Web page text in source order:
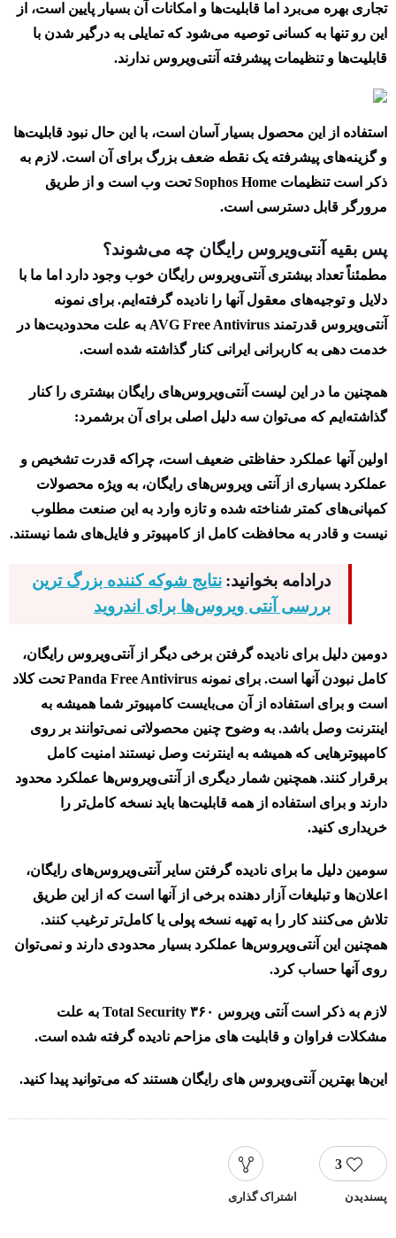
تجاری بهره می‌برد اما قابلیت‌ها و امکانات آن بسیار پایین است، از
این رو تنها به کسانی توصیه می‌شود که تمایلی به درگیر شدن با
قابلیت‌ها و تنظیمات پیشرفته آنتی‌ویروس ندارند.
استفاده از این محصول بسیار آسان است، با این حال نبود قابلیت‌ها
و گزینه‌های پیشرفته یک نقطه ضعف بزرگ برای آن است. لازم به
ذکر است تنظیمات Sophos Home تحت وب است و از طریق
مرورگر قابل دسترسی است.
پس بقیه آنتی‌ویروس رایگان چه می‌شوند؟
مطمئناً تعداد بیشتری آنتی‌ویروس‌ رایگان خوب وجود دارد اما ما با
دلایل و توجیه‌های معقول آنها را نادیده گرفته‌ایم. برای نمونه
آنتی‌ویروس قدرتمند AVG Free Antivirus به علت محدودیت‌ها در
خدمت دهی به کاربرانی ایرانی کنار گذاشته شده است.
همچنین ما در این لیست آنتی‌ویروس‌های رایگان بیشتری را کنار
گذاشته‌ایم که می‌توان سه دلیل اصلی برای آن برشمرد:
اولین آنها عملکرد حفاظتی ضعیف است، چراکه قدرت تشخیص و
عملکرد بسیاری از آنتی ویروس‌های رایگان، به ویژه محصولات
کمپانی‌های کمتر شناخته شده و تازه وارد به این صنعت مطلوب
نیست و قادر به محافظت کامل از کامپیوتر و فایل‌های شما نیستند.
درادامه بخوانید: نتایج شوکه کننده بزرگ‌ ترین
بررسی آنتی ویروس‌ها برای اندروید
دومین دلیل برای نادیده گرفتن برخی دیگر از آنتی‌ویروس رایگان،
کامل نبودن آنها است. برای نمونه Panda Free Antivirus تحت کلاد
است و برای استفاده از آن می‌بایست کامپیوتر شما همیشه به
اینترنت وصل باشد. به وضوح چنین محصولاتی نمی‌توانند بر روی
کامپیوترهایی که همیشه به اینترنت وصل نیستند امنیت کامل
برقرار کنند. همچنین شمار دیگری از آنتی‌ویروس‌ها عملکرد محدود
دارند و برای استفاده از همه قابلیت‌ها باید نسخه کامل‌تر را
خریداری کنید.
سومین دلیل ما برای نادیده گرفتن سایر آنتی‌ویروس‌های رایگان،
اعلان‌ها و تبلیغات آزار دهنده برخی از آنها است که از این طریق
تلاش می‌کنند کار را به تهیه نسخه پولی یا کامل‌تر ترغیب کنند.
همچنین این آنتی‌ویروس‌ها عملکرد بسیار محدودی دارند و نمی‌توان
روی آنها حساب کرد.
لازم به ذکر است آنتی ویروس ۳۶۰ Total Security به علت
مشکلات فراوان و قابلیت های مزاحم نادیده گرفته شده است.
این‌ها بهترین آنتی‌ویروس های رایگان هستند که می‌توانید پیدا کنید.
3
پسندیدن اشتراک گذاری